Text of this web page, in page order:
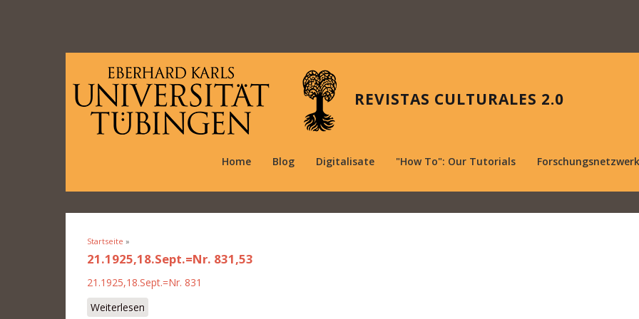
REVISTAS CULTURALES 2.0
Home Blog Digitalisate "How To": Our Tutorials Forschungsnetzwerk
Sie sind hier
Startseite »
21.1925,18.Sept.=Nr. 831,53
21.1925,18.Sept.=Nr. 831
Weiterlesen